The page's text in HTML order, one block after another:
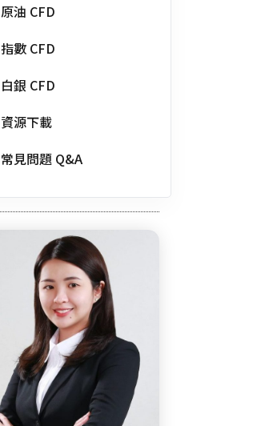
原油 CFD
指數 CFD
白銀 CFD
資源下載
常見問題 Q&A